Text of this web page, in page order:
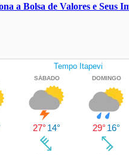
a Bolsa de Valores e Seus